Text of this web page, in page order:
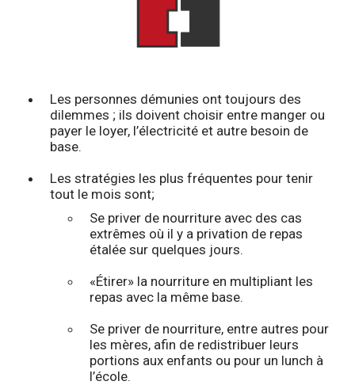
Les personnes démunies ont toujours des
dilemmes ; ils doivent choisir entre manger ou
payer le loyer, l’électricité et autre besoin de
base.
Les stratégies les plus fréquentes pour tenir
tout le mois sont;
Se priver de nourriture avec des cas
extrêmes où il y a privation de repas
étalée sur quelques jours.
«Étirer» la nourriture en multipliant les
repas avec la même base.
Se priver de nourriture, entre autres pour
les mères, afin de redistribuer leurs
portions aux enfants ou pour un lunch à
l’école.